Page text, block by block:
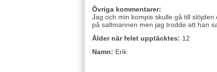
Övriga kommentarer:
Jag och min kompis skulle gå till
på saltmannen men jag trodde att han
Ålder när felet upptäcktes: 12
Namn: Erik